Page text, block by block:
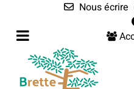
Nous écrire